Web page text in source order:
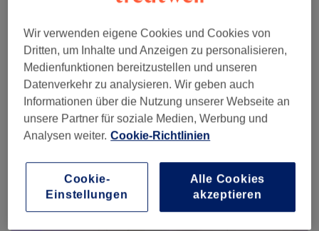
Schönheitssalon Diamant
5654 reviews
Gumpendorferstraße 59-61, 1060 Wien, 6. Bezirk
Wir verwenden eigene Cookies und Cookies von
Dritten, um Inhalte und Anzeigen zu personalisieren,
Medienfunktionen bereitzustellen und unseren
Datenverkehr zu analysieren. Wir geben auch
Informationen über die Nutzung unserer Webseite an
unsere Partner für soziale Medien, Werbung und
Analysen weiter. Cookie-Richtlinien
Alle Cookies
akzeptieren
Cookie-
Einstellungen